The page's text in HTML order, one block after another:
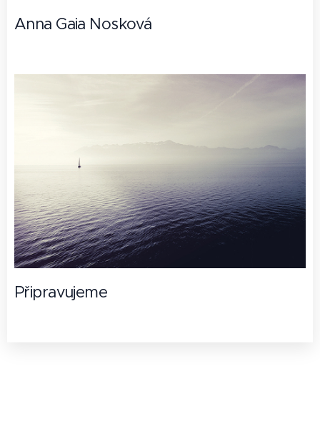
Anna Gaia Nosková
Připravujeme